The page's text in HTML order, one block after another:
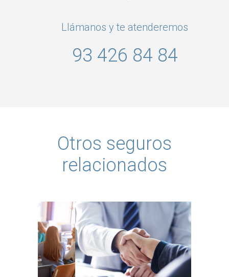
Llámanos y te atenderemos
93 426 84 84
Otros seguros
relacionados